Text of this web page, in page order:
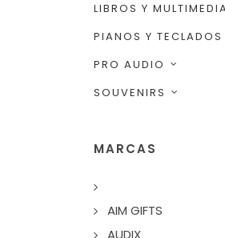
LIBROS Y
PIANOS Y TECLADOS
PRO AUDIO
SOUVENIRS
MARCAS
AIM GIFTS
AUDIX